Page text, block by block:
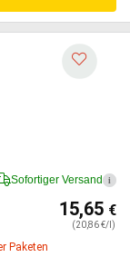
Sofortiger Versand i
15,65 €
(20,86 €/l)
Paketen